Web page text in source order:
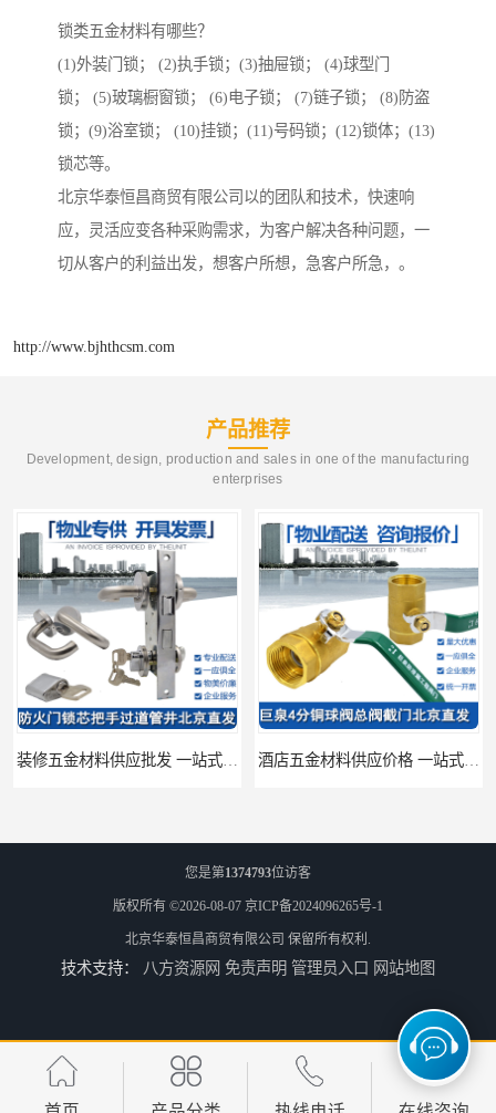
锁类五金材料有哪些？
(1)外装门锁； (2)执手锁；(3)抽屉锁； (4)球型门
锁； (5)玻璃橱窗锁； (6)电子锁； (7)链子锁； (8)防盗
锁；(9)浴室锁； (10)挂锁；(11)号码锁；(12)锁体；(13)
锁芯等。
北京华泰恒昌商贸有限公司以的团队和技术，快速响
应，灵活应变各种采购需求，为客户解决各种问题，一
切从客户的利益出发，想客户所想，急客户所急，。
http://www.bjhthcsm.com
产品推荐
Development, design, production and sales in one of the manufacturing
enterprises
建筑五金材料供应配送 一站式五金材料供应商 脸盆冷热水龙头批发商 水龙头冷热洗脸盆池 全城配送
您是第1374793位访客
版权所有 ©2026-08-07 京ICP备2024096265号-1
北京华泰恒昌商贸有限公司 保留所有权利.
技术支持： 八方资源网 免责声明 管理员入口 网站地图